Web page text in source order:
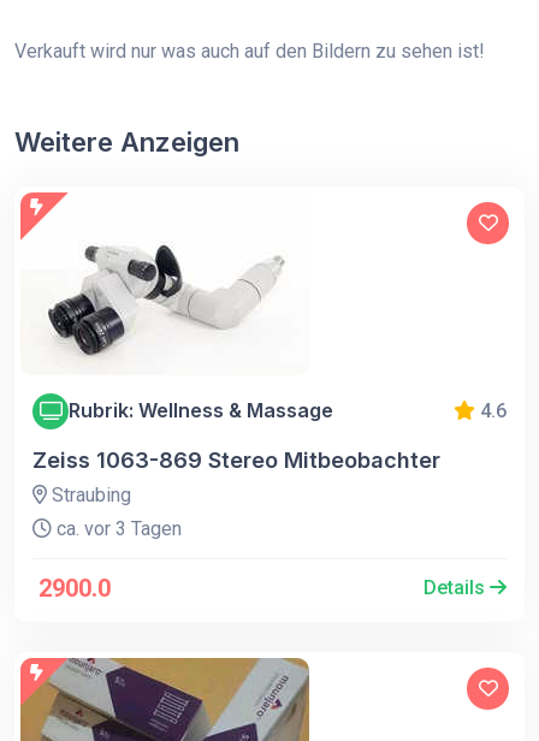
Verkauft wird nur was auch auf den Bildern zu sehen ist!
Weitere Anzeigen
Rubrik: Wellness & Massage 4.6
Zeiss 1063-869 Stereo Mitbeobachter
Straubing
ca. vor 3 Tagen
2900.0 Details